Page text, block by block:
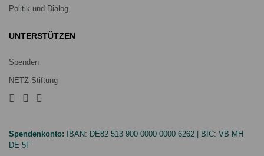
Politik und Dialog
UNTERSTÜTZEN
Spenden
NETZ Stiftung
Spendenkonto: IBAN: DE82 513 900 0000 0000 6262 | BIC: VB MH
DE 5F